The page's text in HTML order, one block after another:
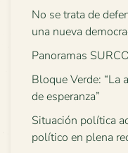
No se trata de
una nueva
Panoramas
Bloque Verde: “La
de esperanza”
Situación política
político en plena